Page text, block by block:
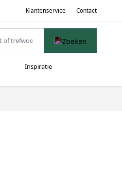
Klantenservice Contact
Inspiratie